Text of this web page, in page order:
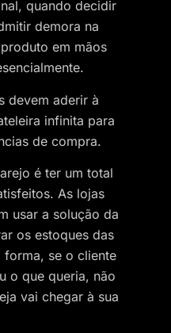
quando decidir
demora na
em mãos
devem aderir à
infinita para
de compra.
é ter um total
As lojas
usar a solução da
os estoques das
forma, se o cliente
o que queria, não
vai chegar à sua